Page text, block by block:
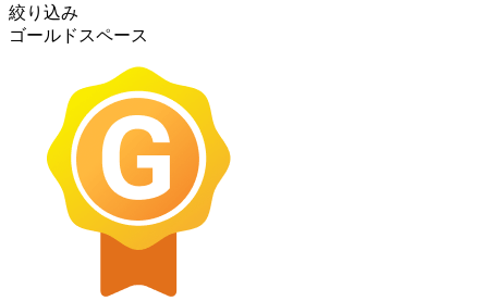
絞り込み
ゴールドスペース